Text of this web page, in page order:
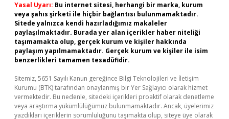
Yasal Uyarı: Bu internet sitesi, herhangi bir marka, kurum
veya şahıs şirketi ile hiçbir bağlantısı bulunmamaktadır.
Sitede yalnızca kendi hazırladığımız makaleler
paylaşılmaktadır. Burada yer alan içerikler haber niteliği
taşımamakta olup, gerçek kurum ve kişiler hakkında
paylaşım yapılmamaktadır. Gerçek kurum ve kişiler ile isim
benzerlikleri tamamen tesadüfidir.
Sitemiz, 5651 Sayılı Kanun gereğince Bilgi Teknolojileri ve İletişim
Kurumu (BTK) tarafından onaylanmış bir Yer Sağlayıcı olarak hizmet
vermektedir. Bu nedenle, sitedeki içerikleri proaktif olarak denetleme
veya araştırma yükümlülüğümüz bulunmamaktadır. Ancak, üyelerimiz
yazdıkları içeriklerin sorumluluğunu taşımakta olup, siteye üye olarak